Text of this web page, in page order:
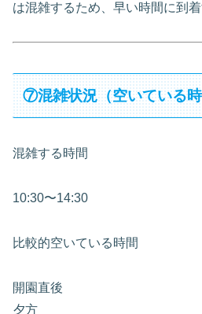
は混雑するため、早い時間に到
⑦混雑状況（空いている
混雑する時間
10:30〜14:30
比較的空いている時間
開園直後
夕方